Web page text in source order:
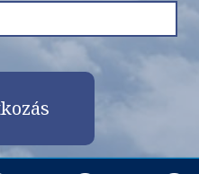
Ft-tól
és árak